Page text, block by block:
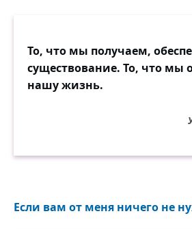
То, что мы получаем,
существование. То, что мы
нашу жизнь.
Если вам от меня ничего не